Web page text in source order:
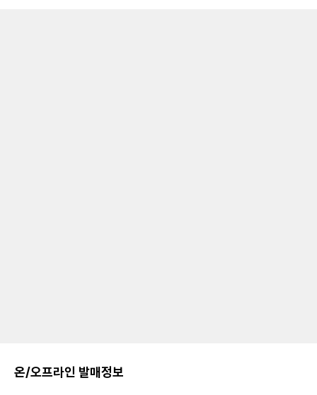
온/오프라인 발매정보